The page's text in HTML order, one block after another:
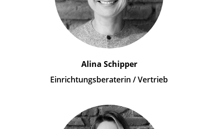
Alina Schipper
Einrichtungsberaterin / Vertrieb